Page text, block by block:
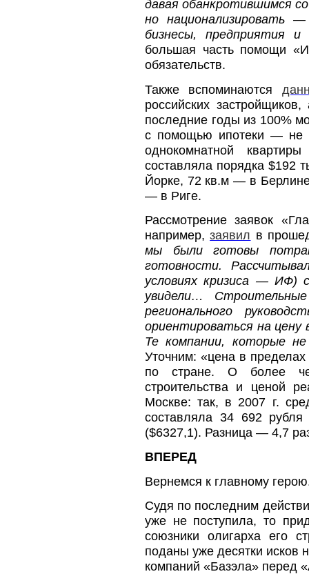
давая обанкротившимся
но национализировать
бизнесы, предприятия и
большая часть помощи
обязательств.
Также вспоминаются
российских
последние годы из 100%
с помощью ипотеки — не
однокомнатной
составляла порядка $192
Йорке, 72 кв.м — в
— в Риге.
Рассмотрение заявок
например,заявил в
мы были готовы
готовности.
условиях кризиса — ИФ)
увидели…
регионального
ориентироваться на цену
Те компании, которые
Уточним: «цена в
по стране. О более
строительства и ценой
Москве: так, в 2007 г.
составляла 34 692
($6327,1). Разница — 4,7
ВПЕРЕД
Вернемся к главному
Судя по последним
уже не поступила, то
союзники олигарха его
поданы уже десятки
компаний «Базэла»